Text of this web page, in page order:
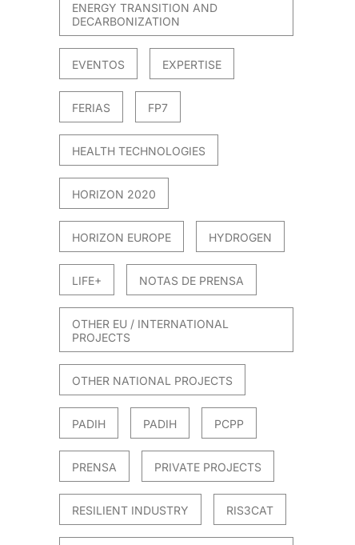
ENERGY TRANSITION AND
DECARBONIZATION
EVENTOS EXPERTISE
FERIAS FP7
HEALTH TECHNOLOGIES
HORIZON 2020
HORIZON EUROPE HYDROGEN
LIFE+ NOTAS DE PRENSA
OTHER EU / INTERNATIONAL
PROJECTS
OTHER NATIONAL PROJECTS
PADIH PADIH PCPP
PRENSA PRIVATE PROJECTS
RESILIENT INDUSTRY RIS3CAT